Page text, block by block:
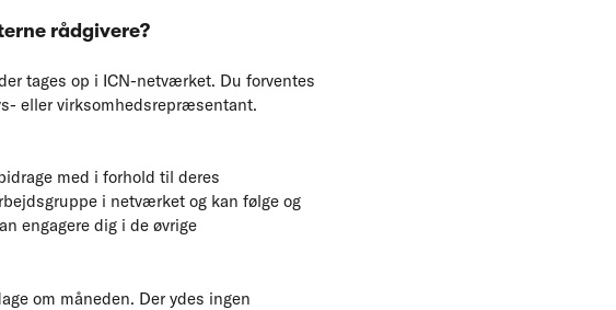
rådgivere?
tages op i ICN-netværket. Du forventes
eller virksomhedsrepræsentant.
med i forhold til deres
i netværket og kan følge og
engagere dig i de øvrige
om måneden. Der ydes ingen